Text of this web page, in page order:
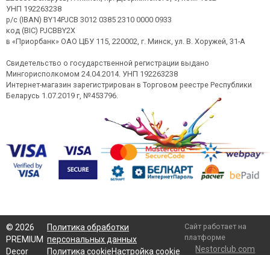
УНП 192263238
р/с (IBAN) BY14PJCB 3012 0385 2310 0000 0933
код (BIC) PJCBBY2X
в «Приорбанк» ОАО ЦБУ 115, 220002, г. Минск, ул. В. Хоружей, 31-А
Свидетельство о государственной регистрации выдано
Мингорисполкомом 24.04.2014. УНП 192263238
Интернет-магазин зарегистрирован в Торговом реестре Республики
Беларусь 1.07.2019 г, №453796.
© 2026
PREMIUM
Decor
Политика обработки
персональных данных
Политика cookieНастройка cookie
Сайт работает на
платформе
Nestorclub.com